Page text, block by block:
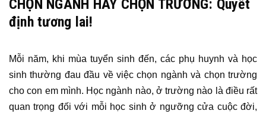
CHỌN NGÀNH HAY CHỌN TRƯỜNG: Quyết
định tương lai!
Mỗi năm, khi mùa tuyển sinh đến, các phụ huynh và học
sinh thường đau đầu về việc chọn ngành và chọn trường
cho con em mình. Học ngành nào, ở trường nào là điều rất
quan trọng đối với mỗi học sinh ở ngưỡng cửa cuộc đời,